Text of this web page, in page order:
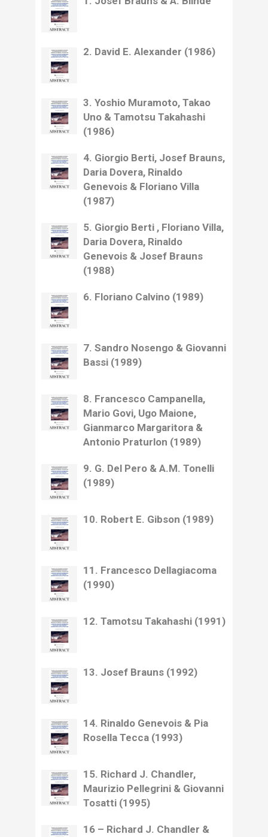
2. David E. Alexander (1986)
3. Yoshio Muramoto, Takao
Uno & Tamotsu Takahashi
(1986)
4. Giorgio Berti, Josef Brauns,
Daria Dovera, Rinaldo
Genevois & Floriano Villa
(1987)
5. Giorgio Berti , Floriano Villa,
Daria Dovera, Rinaldo
Genevois & Josef Brauns
(1988)
6. Floriano Calvino (1989)
7. Sandro Nosengo & Giovanni
Bassi (1989)
8. Francesco Campanella,
Mario Govi, Ugo Maione,
Gianmarco Margaritora &
Antonio Praturlon (1989)
9. G. Del Pero & A.M. Tonelli
(1989)
10. Robert E. Gibson (1989)
11. Francesco Dellagiacoma
(1990)
12. Tamotsu Takahashi (1991)
13. Josef Brauns (1992)
14. Rinaldo Genevois & Pia
Rosella Tecca (1993)
15. Richard J. Chandler,
Maurizio Pellegrini & Giovanni
Tosatti (1995)
16 – Richard J. Chandler &